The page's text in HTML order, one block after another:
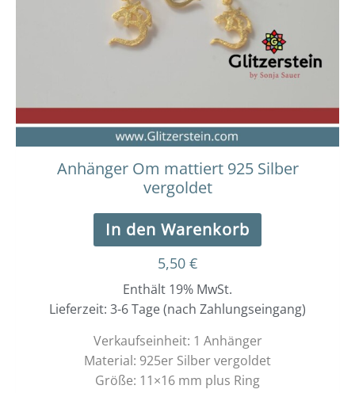
Anhänger Om mattiert 925 Silber
vergoldet
In den Warenkorb
5,50 €
Enthält 19% MwSt.
Lieferzeit: 3-6 Tage (nach Zahlungseingang)
Verkaufseinheit: 1 Anhänger
Material: 925er Silber vergoldet
Größe: 11×16 mm plus Ring